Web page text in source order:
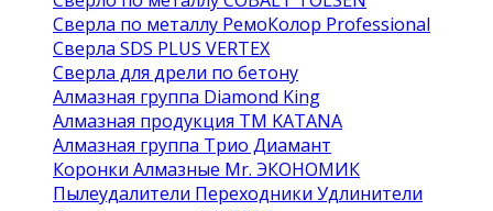
Сверла по металлу РемоКолор Professional
Сверла SDS PLUS VERTEX
Сверла для дрели по бетону
Алмазная группа Diamond King
Алмазная продукция ТМ KATANA
Алмазная группа Трио Диамант
Коронки Алмазные Mr. ЭКОНОМИК
Пылеудалители Переходники Удлинители